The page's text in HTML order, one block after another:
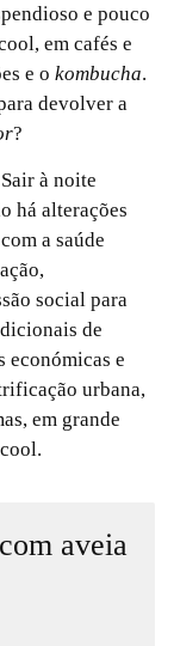
e pouco
em cafés e
e o kombucha.
devolver a
?
à noite
há alterações
a saúde
social para
de
e
urbana,
em grande
aveia